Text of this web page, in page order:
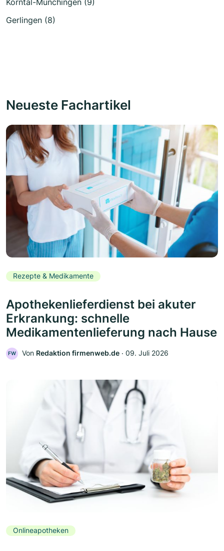
Korntal-Münchingen (9)
Gerlingen (8)
Neueste Fachartikel
Rezepte & Medikamente
Apothekenlieferdienst bei akuter
Erkrankung: schnelle
Medikamentenlieferung nach Hause
FW Von Redaktion firmenweb.de ‧ 09. Juli 2026
Onlineapotheken